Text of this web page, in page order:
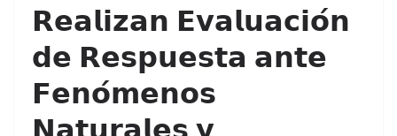
𝗥𝗲𝗮𝗹𝗶𝘇𝗮𝗻 𝗘𝘃𝗮𝗹𝘂𝗮𝗰𝗶𝗼́𝗻
𝗱𝗲 𝗥𝗲𝘀𝗽𝘂𝗲𝘀𝘁𝗮 𝗮𝗻𝘁𝗲
𝗙𝗲𝗻𝗼́𝗺𝗲𝗻𝗼𝘀